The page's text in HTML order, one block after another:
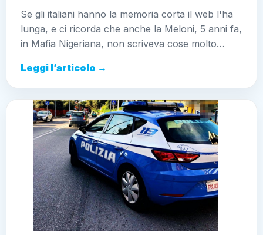
Se gli italiani hanno la memoria corta il web l'ha
lunga, e ci ricorda che anche la Meloni, 5 anni fa,
in Mafia Nigeriana, non scriveva cose molto…
Leggi l’articolo →